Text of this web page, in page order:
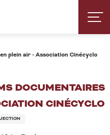
plein air - Association Cinécyclo
DOCUMENTAIRES
CINÉCYCLO